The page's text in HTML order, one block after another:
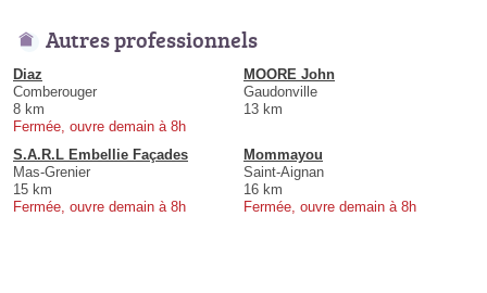
Autres professionnels
Diaz
Comberouger
8 km
Fermée, ouvre demain à 8h
MOORE John
Gaudonville
13 km
S.A.R.L Embellie Façades
Mas-Grenier
15 km
Fermée, ouvre demain à 8h
Mommayou
Saint-Aignan
16 km
Fermée, ouvre demain à 8h